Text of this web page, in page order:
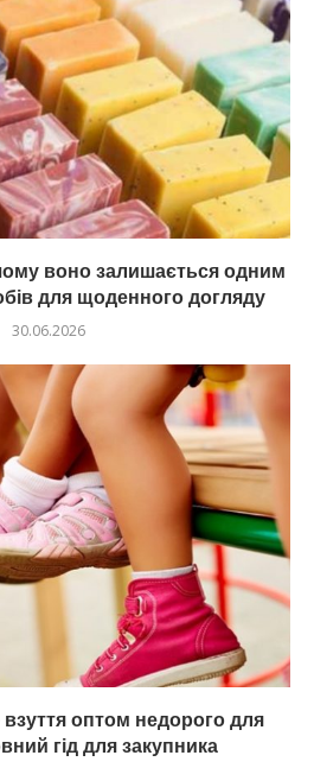
воно залишається одним
для щоденного догляду
30.06.2026
оптом недорого для
гід для закупника